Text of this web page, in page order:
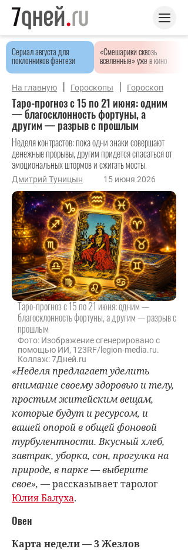
Сериал августа для
поклонников фэнтези
«Смешарики сквозь
вселенные» уже в кино
На главную | Гороскопы | Гороскоп
Таро-прогноз с 15 по 21 июня: одним
— благосклонность фортуны, а
другим — разрыв с прошлым
Неделя контрастов: пока одни знаки совершают
денежные прорывы, другим придется спасаться от
эмоциональных штормов и сжигать мосты.
Дмитрий Туницын 15 июня 2026
Таро-прогноз с 15 по 21 июня: одним —
благосклонность фортуны, а другим — разрыв с
прошлым
Фото: Изображение сгенерировано с
помощью ИИ, 123RF/legion-media.ru.
Коллаж: 7Дней.ru
«Неделя предлагает уделить
внимание своему здоровью и телу,
простым житейским вещам,
которые будут и ресурсом, и
вашей опорой в общей фоновой
турбулентности. Вкусный хлеб,
завтрак, уборка, сон, прогулка на
природе, в парке — выберите
свое», — рассказывает таролог
Юлия Балуха.
Овен
Карта недели — 3 Жезлов